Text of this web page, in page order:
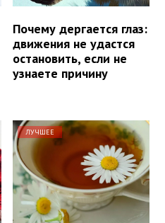
Почему дергается глаз:
движения не удастся
остановить, если не
узнаете причину
ЛУЧШЕЕ